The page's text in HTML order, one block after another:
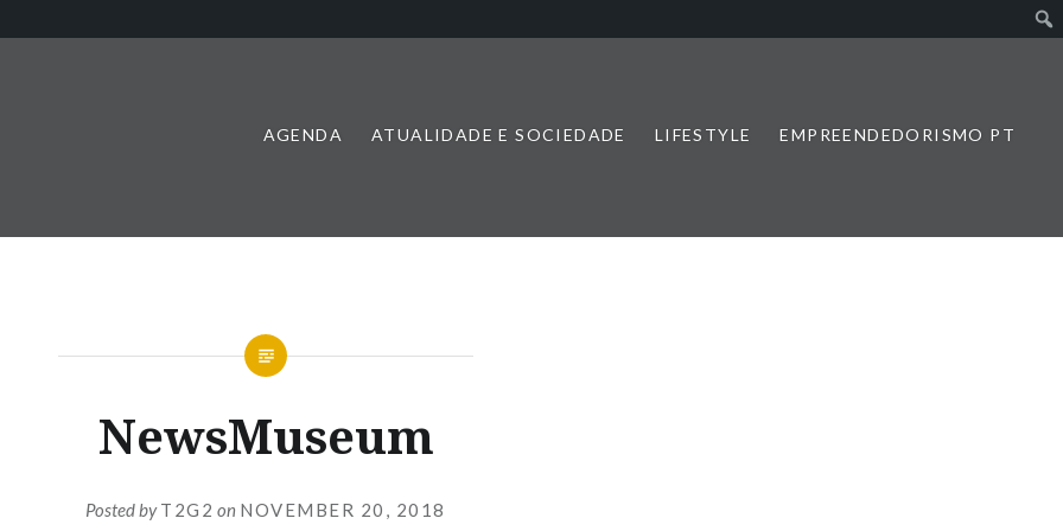
AGENDA ATUALIDADE E SOCIEDADE LIFESTYLE EMPREENDEDORISMO PT
NewsMuseum
Posted byT2G2 on NOVEMBER 20, 2018